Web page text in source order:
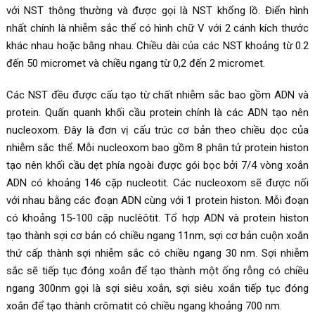
với NST thông thường và được gọi là NST khổng lồ. Điển hình
nhất chính là nhiễm sắc thể có hình chữ V với 2 cánh kích thước
khác nhau hoặc bằng nhau. Chiều dài của các NST khoảng từ 0.2
đến 50 micromet và chiều ngang từ 0,2 đến 2 micromet.
Các NST đều được cấu tạo từ chất nhiễm sắc bao gồm ADN và
protein. Quấn quanh khối cầu protein chính là các ADN tạo nên
nucleoxom. Đây là đơn vị cấu trúc cơ bản theo chiều dọc của
nhiễm sắc thể. Mỗi nucleoxom bao gồm 8 phân tử protein histon
tạo nên khối cầu dẹt phía ngoài được gói bọc bởi 7/4 vòng xoắn
ADN có khoảng 146 cặp nucleotit. Các nucleoxom sẽ được nối
với nhau bằng các đoạn ADN cùng với 1 protein histon. Mỗi đoạn
có khoảng 15-100 cặp nuclêôtit. Tổ hợp ADN và protein histon
tạo thành sợi cơ bản có chiều ngang 11nm, sợi cơ bản cuộn xoắn
thứ cấp thành sợi nhiễm sắc có chiều ngang 30 nm. Sợi nhiễm
sắc sẽ tiếp tục đóng xoắn để tạo thành một ống rỗng có chiều
ngang 300nm gọi là sợi siêu xoắn, sợi siêu xoắn tiếp tục đóng
xoắn để tạo thành crômatit có chiều ngang khoảng 700 nm.